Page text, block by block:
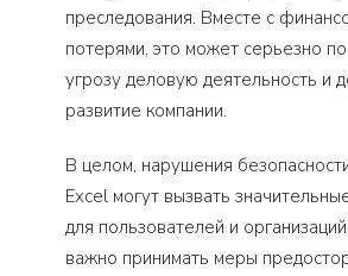
преследования. Вместе с
потерями, это может серьезно
угрозу деловую деятельность и
развитие компании.
В целом, нарушения
Excel могут вызвать
для пользователей и
важно принимать меры